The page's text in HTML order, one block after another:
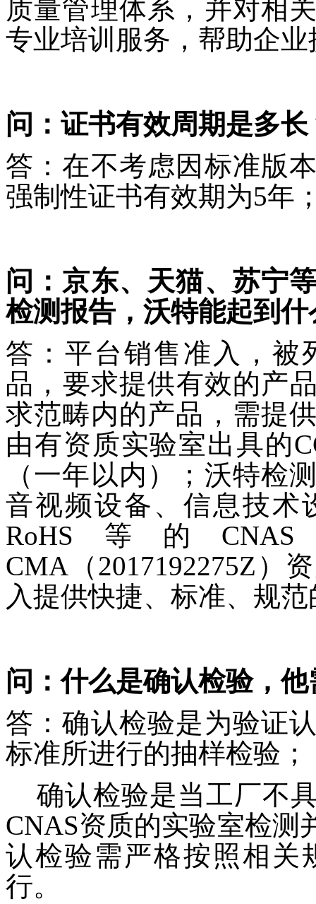
质量管理体系，并对相
专业培训服务，帮助企
问：证书有效周期是多长
答：在不考虑因标准版
强制性证书有效期为5年
问：京东、天猫、苏宁
检测报告，沃特能起到
答：平台销售准入，被
品，要求提供有效的产
求范畴内的产品，需提
由有资质实验室出具的
（一年以内）；沃特检
音视频设备、信息技术
RoHS等的
CMA（2017192275Z）
入提供快捷、标准、规
问：什么是确认检验，
答：确认检验是为验证
标准所进行的抽样检验；
确认检验是当工厂不
CNAS资质的实验室检测
认检验需严格按照相关
行。